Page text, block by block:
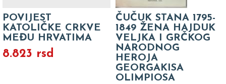
POVIJEST
KATOLIČKE CRKVE
MEĐU HRVATIMA
8.823 rsd
ČUČUK STANA 1795-
1849 ŽENA HAJDUK
VELJKA I GRČKOG
NARODNOG
HEROJA
GEORGAKISA
OLIMPIOSA